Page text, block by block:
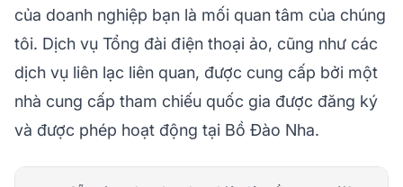
của doanh nghiệp bạn là mối quan tâm của chúng
tôi. Dịch vụ Tổng đài điện thoại ảo, cũng như các
dịch vụ liên lạc liên quan, được cung cấp bởi một
nhà cung cấp tham chiếu quốc gia được đăng ký
và được phép hoạt động tại Bồ Đào Nha.